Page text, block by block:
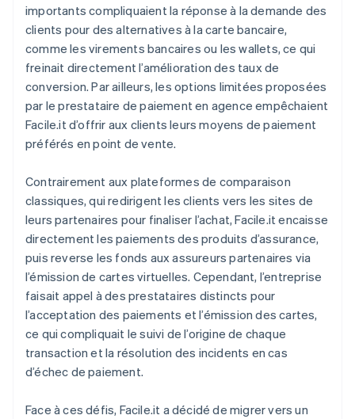
importants compliquaient la réponse à la demande des
clients pour des alternatives à la carte bancaire,
comme les virements bancaires ou les wallets, ce qui
freinait directement l’amélioration des taux de
conversion. Par ailleurs, les options limitées proposées
par le prestataire de paiement en agence empêchaient
Facile.it d’offrir aux clients leurs moyens de paiement
préférés en point de vente.
Contrairement aux plateformes de comparaison
classiques, qui redirigent les clients vers les sites de
leurs partenaires pour finaliser l’achat, Facile.it encaisse
directement les paiements des produits d’assurance,
puis reverse les fonds aux assureurs partenaires via
l’émission de cartes virtuelles. Cependant, l’entreprise
faisait appel à des prestataires distincts pour
l’acceptation des paiements et l’émission des cartes,
ce qui compliquait le suivi de l’origine de chaque
transaction et la résolution des incidents en cas
d’échec de paiement.
Face à ces défis, Facile.it a décidé de migrer vers un